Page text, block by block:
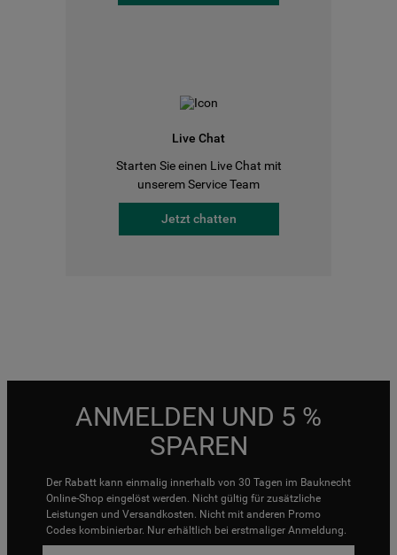
Live Chat
Starten Sie einen Live Chat mit
unserem Service Team
Jetzt chatten
ANMELDEN UND 5 %
SPAREN
Der Rabatt kann einmalig innerhalb von 30 Tagen im Bauknecht
Online-Shop eingelöst werden. Nicht gültig für zusätzliche
Leistungen und Versandkosten. Nicht mit anderen Promo
Codes kombinierbar. Nur erhältlich bei erstmaliger Anmeldung.